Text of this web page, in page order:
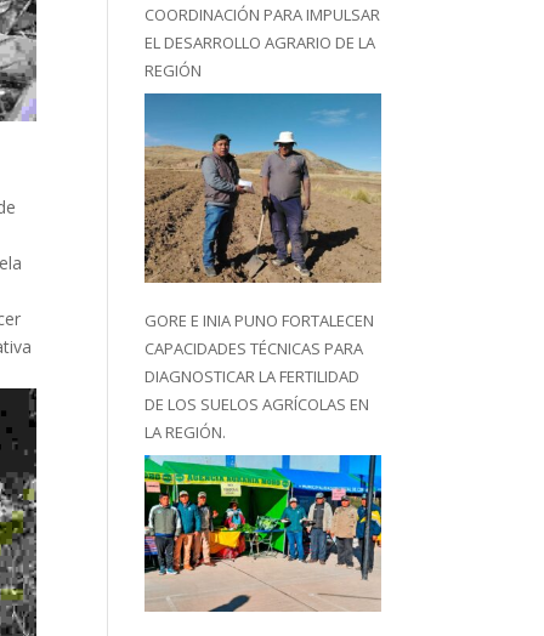
COORDINACIÓN PARA IMPULSAR
EL DESARROLLO AGRARIO DE LA
REGIÓN
GORE E INIA PUNO FORTALECEN
CAPACIDADES TÉCNICAS PARA
DIAGNOSTICAR LA FERTILIDAD
DE LOS SUELOS AGRÍCOLAS EN
LA REGIÓN.